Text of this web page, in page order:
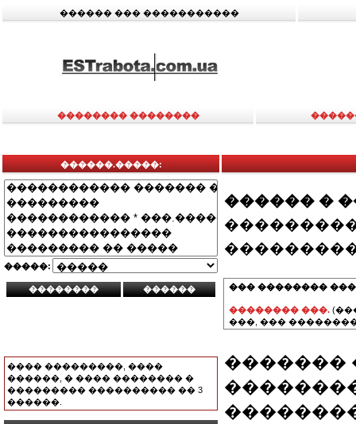
������ ��� �����������
�������� ��������
������.�����:
�����:
���� ���������, ����
������, � ���� �������� �
��������� ���������� �� 3
������.
������ �
��� ��������
�������� ���.
���, ���
�������